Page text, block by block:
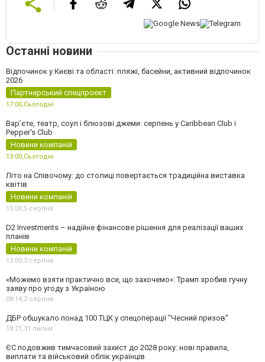
Останні новини
Відпочинок у Києві та області: пляжі, басейни, активний відпочинок
2026
Партнерський спецпроєкт
17:00, Сьогодні
Вар’єте, театр, соул і блюзові джеми: серпень у Caribbean Club і
Pepper's Club
Новини компаній
13:00, Сьогодні
Літо на Співочому: до столиці повертається традиційна виставка
квітів
Новини компаній
15:00, 5 серпня
D2 Investments – надійне фінансове рішення для реалізації ваших
планів
Новини компаній
13:00, 3 серпня
«Можемо взяти практично все, що захочемо»: Трамп зробив гучну
заяву про угоду з Україною
08:14, 2 серпня
ДБР обшукало понад 100 ТЦК у спецоперації "Чесний призов"
18:21, 31 липня
ЄС подовжив тимчасовий захист до 2028 року: нові правила,
виплати та військовий облік українців